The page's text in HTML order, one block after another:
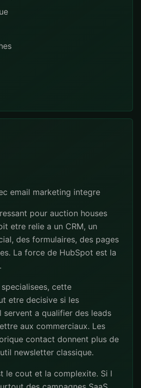
email marketing integre
pour auction houses
etre relie a un CRM, un
des formulaires, des pages
La force de HubSpot est la
cette
etre decisive si les
servent a qualifier des leads
aux commerciaux. Les
contact donnent plus de
newsletter classique.
le cout et la complexite. Si l